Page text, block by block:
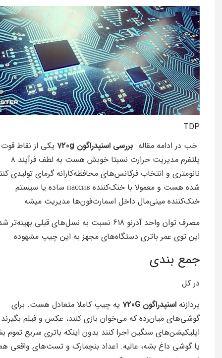
TDP
خب در ادامه مقاله بررسی اسنپدراگون 720g
یکی از نقاط
پلتفرم مدیریت حرارت نسبتا خوبش هست به لطف فرآیند ۸
نانومتری و انتخاب فرکانس‌های محافظه‌کارانه گرمای تولیدی
شده هست و معمولا با خنک‌کننده пассив ساده یا سیستم
خنک‌کننده مینی‌مال داخل اسمارت‌فون‌ها مدیریت میشه
مصرف توان واحد آدرنو 618 نسبت به نسل‌های قبلی
این توی عمر باتری دستگاه‌های مجهز به این چیپ مشهوده
جمع بندی
در کل
پردازنه اسنپدراگون 720G
یه چیپ کاملا متعادل هست. برای
گوشی‌های میان‌رده که می‌خوان بازی کنند، عکس و فیلم
اپلیکیشن‌های سنگین اجرا کنند بدون اینکه باتری سریع تموم
یا گوشی داغ بشه، عالیه. اعداد بنچمارک و تست‌های واقعی